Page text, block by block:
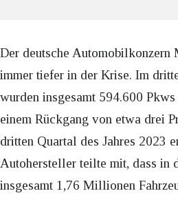
Der deutsche Automobilkonzern
immer tiefer in der Krise. Im
wurden insgesamt 594.600
einem Rückgang von etwa drei
dritten Quartal des Jahres 2023
Autohersteller teilte mit, dass in
insgesamt 1,76 Millionen